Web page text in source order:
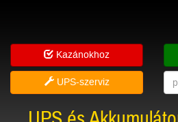
Kazánokhoz
UPS-szerviz